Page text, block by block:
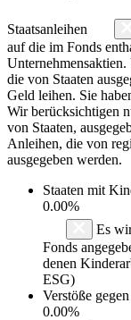
Staatsanleihen
auf die im Fonds
die von Staaten
Geld leihen. Sie
Wir berücksichtigen
von Staaten,
Anleihen, die von
ausgegeben werden.
Staaten mit
0.00%
Es
Fonds
denen
ESG)
Verstöße
0.00%